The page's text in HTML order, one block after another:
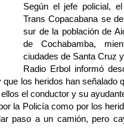
Según el jefe policial,
Trans Copacabana se
sur de la población de
de Cochabamba,
ciudades de Santa Cruz
Radio Erbol informó
los heridos han señalado
el conductor y su
la Policía como por los
paso a un camión, pero